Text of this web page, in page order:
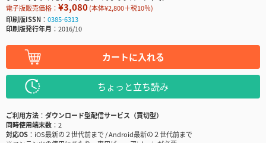
電子版販売価格： ¥3,080(本体¥2,800＋税10％)
印刷版ISSN
0385-6313
印刷版発行年月
2016/10
カートに入れる
ちょっと立ち読み
ご利用方法
ダウンロード型配信サービス（買切型）
同時使用端末数
2
対応OS
iOS最新の２世代前まで / Android最新の２世代前まで